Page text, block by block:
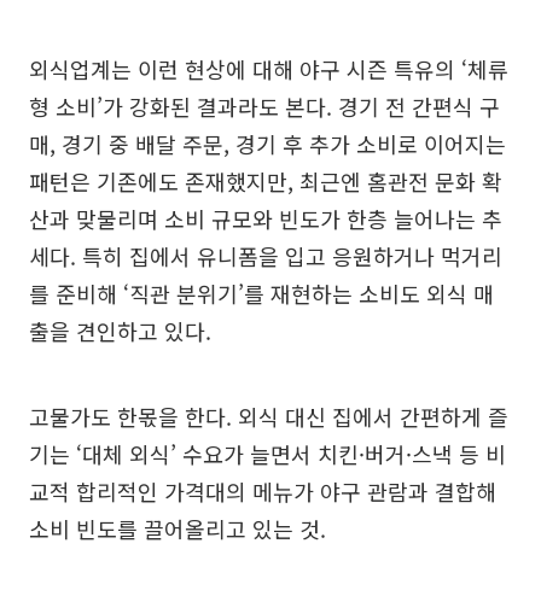
외식업계는 이런 현상에 대해 야구 시즌 특유의 ‘체류
형 소비’가 강화된 결과라도 본다. 경기 전 간편식 구
매, 경기 중 배달 주문, 경기 후 추가 소비로 이어지는
패턴은 기존에도 존재했지만, 최근엔 홈관전 문화 확
산과 맞물리며 소비 규모와 빈도가 한층 늘어나는 추
세다. 특히 집에서 유니폼을 입고 응원하거나 먹거리
를 준비해 ‘직관 분위기’를 재현하는 소비도 외식 매
출을 견인하고 있다.
고물가도 한몫을 한다. 외식 대신 집에서 간편하게 즐
기는 ‘대체 외식’ 수요가 늘면서 치킨·버거·스낵 등 비
교적 합리적인 가격대의 메뉴가 야구 관람과 결합해
소비 빈도를 끌어올리고 있는 것.